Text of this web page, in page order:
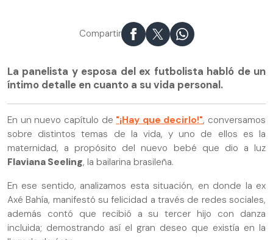
Compartir
La panelista y esposa del ex futbolista habló de un
íntimo detalle en cuanto a su vida personal.
En un nuevo capítulo de "¡Hay que decirlo!", conversamos
sobre distintos temas de la vida, y uno de ellos es la
maternidad, a propósito del nuevo bebé que dio a luz
Flaviana Seeling, la bailarina brasileña.
En ese sentido, analizamos esta situación, en donde la ex
Axé Bahía, manifestó su felicidad a través de redes sociales,
además contó que recibió a su tercer hijo con danza
incluida; demostrando así el gran deseo que existía en la